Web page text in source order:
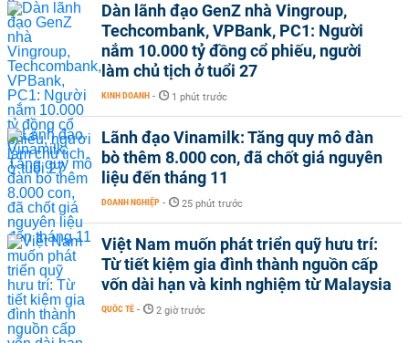
Dàn lãnh đạo GenZ nhà Vingroup,
Techcombank, VPBank, PC1: Người
nắm 10.000 tỷ đồng cổ phiếu, người
làm chủ tịch ở tuổi 27
KINH DOANH - 1 phút trước
Lãnh đạo Vinamilk: Tăng quy mô đàn
bò thêm 8.000 con, đã chốt giá nguyên
liệu đến tháng 11
DOANH NGHIỆP - 25 phút trước
Việt Nam muốn phát triển quỹ hưu trí:
Từ tiết kiệm gia đình thành nguồn cấp
vốn dài hạn và kinh nghiệm từ Malaysia
QUỐC TẾ - 2 giờ trước